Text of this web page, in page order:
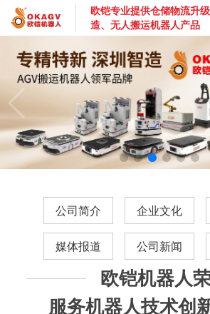
欧铠专业提供仓储物流升
造、无人搬运机器人产品
公司简介 企业文化
媒体报道 公司新闻
欧铠机器人
服务机器人技术创